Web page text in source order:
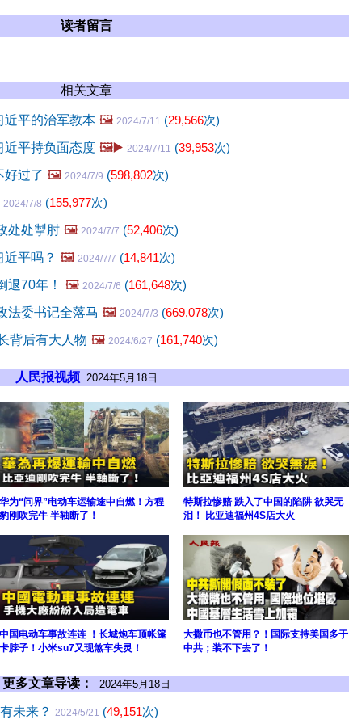
读者留言
相关文章
近平的治军教本 🖼️ 2024/7/11 (29,566次)
近平持负面态度 🖼️▶️ 2024/7/11 (39,953次)
好过了 🖼️ 2024/7/9 (598,802次)
2024/7/8 (155,977次)
处处掣肘 🖼️ 2024/7/7 (52,406次)
平吗？ 🖼️ 2024/7/7 (14,841次)
退70年！
🖼️ 2024/7/6 (161,648次)
法委书记全落马 🖼️ 2024/7/3 (669,078次)
背后有大人物 🖼️ 2024/6/27 (161,740次)
人民报视频 2024年5月18日
华为“问界”电动车运输途中自燃！方程
豹刚吹完牛 半轴断了！
特斯拉惨赔 跌入了中国的陷阱 欲哭无
泪！ 比亚迪福州4S店大火
中国电动车事故连连 ！长城炮车顶帐篷
卡脖子！小米su7又现煞车失灵！
大撒币也不管用？！国际支持美国多于
中共；装不下去了！
更多文章导读： 2024年5月18日
未来？ 2024/5/21 (49,151次)